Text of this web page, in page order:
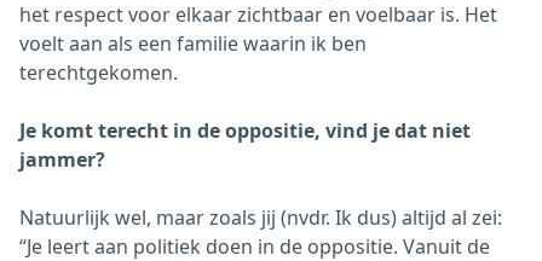
het respect voor elkaar zichtbaar en voelbaar is. Het
voelt aan als een familie waarin ik ben
terechtgekomen.
Je komt terecht in de oppositie, vind je dat niet
jammer?
Natuurlijk wel, maar zoals jij (nvdr. Ik dus) altijd al zei:
“Je leert aan politiek doen in de oppositie. Vanuit de